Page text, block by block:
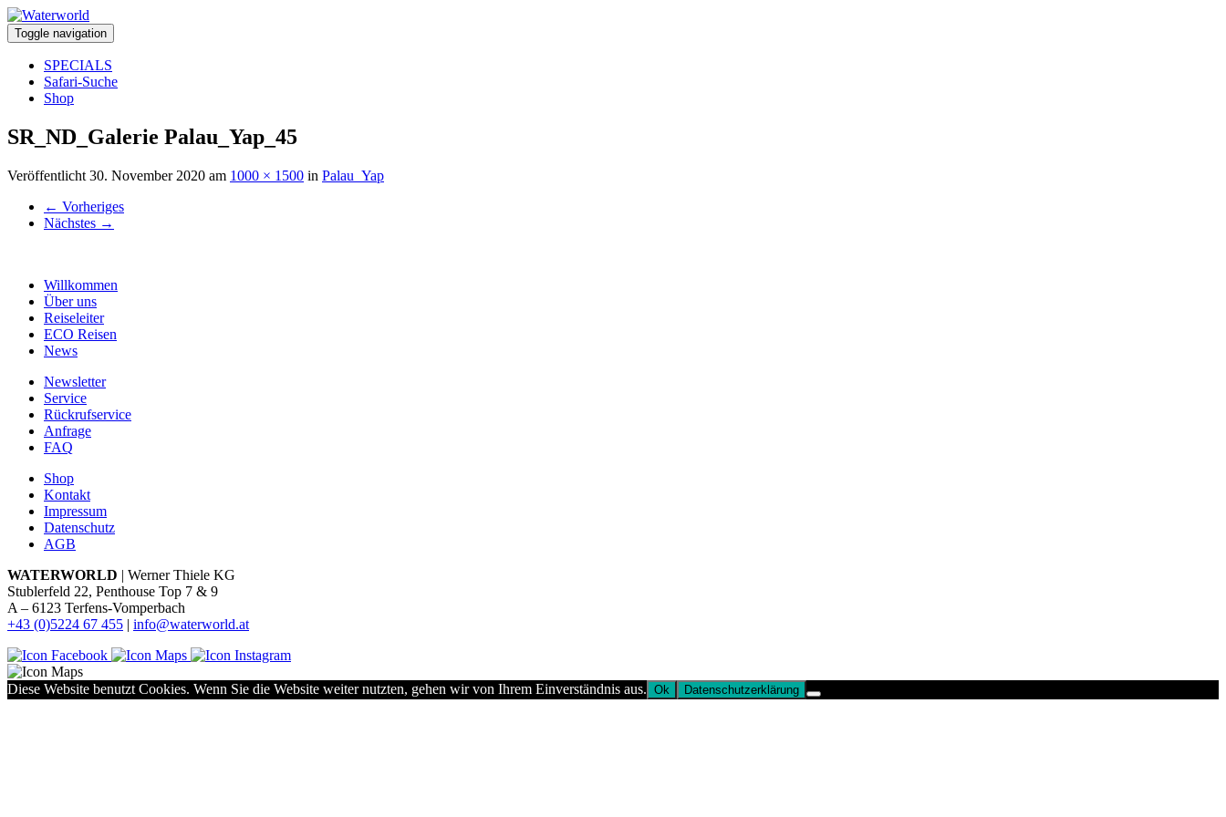
Toggle navigation
SPECIALS
Safari-Suche
Shop
SR_ND_Galerie Palau_Yap_45
Veröffentlicht 30. November 2020 am 1000 × 1500 in Palau_Yap
← Vorheriges
Nächstes →
Willkommen
Über uns
Reiseleiter
ECO Reisen
News
Newsletter
Service
Rückrufservice
Anfrage
FAQ
Shop
Kontakt
Impressum
Datenschutz
AGB
WATERWORLD | Werner Thiele KG
Stublerfeld 22, Penthouse Top 7 & 9
A – 6123 Terfens-Vomperbach
+43 (0)5224 67 455 | info@waterworld.at
Diese Website benutzt Cookies. Wenn Sie die Website weiter nutzten, gehen wir von Ihrem Einverständnis aus. Ok Datenschutzerklärung